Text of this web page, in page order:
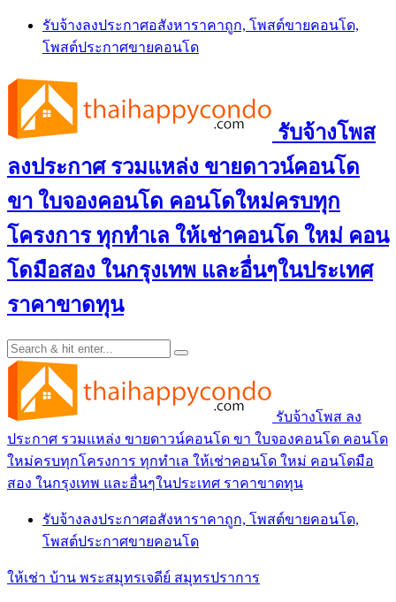
Skip
content
รับจ้างลงประกาศอสังหาราคาถูก, โพสต์ขายคอนโด,
โพสต์ประกาศขายคอนโด
รับจ้างโพส
ลงประกาศ รวมแหล่ง ขายดาวน์คอนโด
ขา ใบจองคอนโด คอนโดใหม่ครบทุก
โครงการ ทุกทำเล ให้เช่าคอนโด ใหม่ คอน
โดมือสอง ในกรุงเทพ และอื่นๆในประเทศ
ราคาขาดทุน
รับจ้างโพส ลง
ประกาศ รวมแหล่ง ขายดาวน์คอนโด ขา ใบจองคอนโด คอนโด
ใหม่ครบทุกโครงการ ทุกทำเล ให้เช่าคอนโด ใหม่ คอนโดมือ
สอง ในกรุงเทพ และอื่นๆในประเทศ ราคาขาดทุน
รับจ้างลงประกาศอสังหาราคาถูก, โพสต์ขายคอนโด,
โพสต์ประกาศขายคอนโด
ให้เช่า บ้าน พระสมุทรเจดีย์ สมุทรปราการ